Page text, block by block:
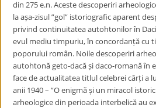
din 275 e.n. Aceste descoperiri
la așa-zisul ”gol” istoriografic aparent
privind continuitatea autohtonilor în
evul mediu timpuriu, în concordanță cu
poporului român. Noile descoperiri
autohtonă geto-dacă și daco-romană în
face de actualitatea titlul celebrei cărți a
anii 1940 – ”O enigmă și un miracol
arheologice din perioada interbelică au